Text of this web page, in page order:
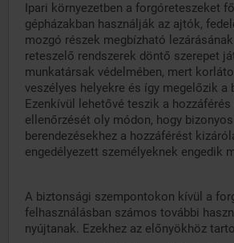
Ipari környezetben a forgóreteszeket
gépházakban használják az ajtók,
mozgó részek megbízható
reteszelő rendszerek döntő szerepet
munkatársak védelmében, mert
veszélyes helyekre és így megelőzik a
Ezenkívül lehetővé teszik a
ellenőrzését oly módon, hogy
berendezésekhez a hozzáférést
engedélyezett személyeknek engedik
A biztonsági szempontokon kívül a
felhasználásban számos további
nyújtanak. Ezekhez az előnyökhöz